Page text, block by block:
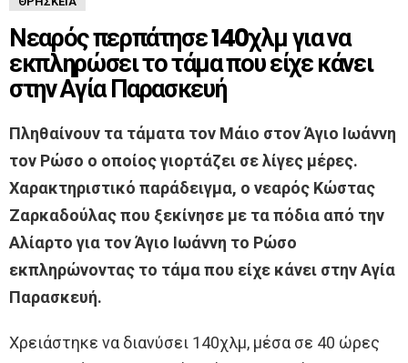
Νεαρός περπάτησε 140χλμ για να
εκπληρώσει το τάμα που είχε κάνει
στην Αγία Παρασκευή
Πληθαίνουν τα τάματα τον Μάιο στον Άγιο Ιωάννη
τον Ρώσο ο οποίος γιορτάζει σε λίγες μέρες.
Χαρακτηριστικό παράδειγμα, ο νεαρός Κώστας
Ζαρκαδούλας που ξεκίνησε με τα πόδια από την
Αλίαρτο για τον Άγιο Ιωάννη το Ρώσο
εκπληρώνοντας το τάμα που είχε κάνει στην Αγία
Παρασκευή.
Χρειάστηκε να διανύσει 140χλμ, μέσα σε 40 ώρες